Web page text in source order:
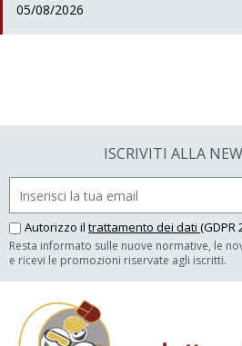
05/08/2026
ISCRIVITI ALLA
Autorizzo il trattamento dei dati (GDPR
Resta informato sulle nuove normative, le
e ricevi le promozioni riservate agli iscritti.